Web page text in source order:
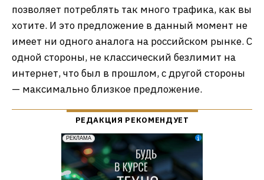
позволяет потреблять так много трафика, как вы
хотите. И это предложение в данный момент не
имеет ни одного аналога на российском рынке. С
одной стороны, не классический безлимит на
интернет, что был в прошлом, с другой стороны
— максимально близкое предложение.